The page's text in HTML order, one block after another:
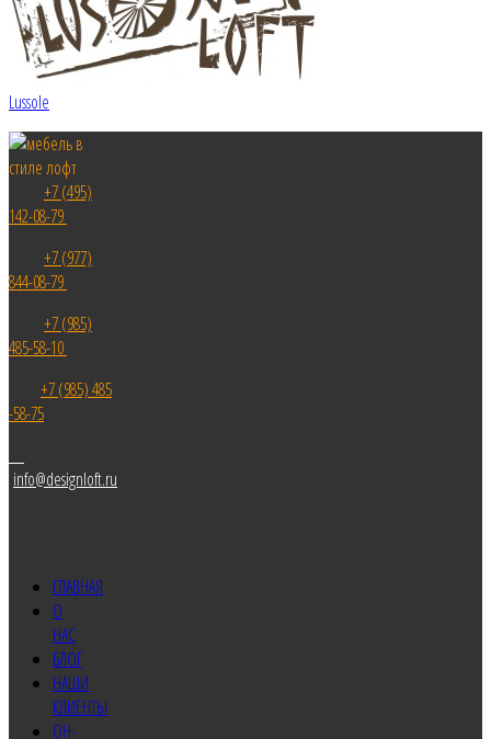
Lussole
+7 (495)
142-08-79
+7 (977)
844-08-79
+7 (985)
485-58-10
+7 (985) 485
-58-75
info@designloft.ru
ГЛАВНАЯ
О
НАС
БЛОГ
НАШИ
КЛИЕНТЫ
ОН-